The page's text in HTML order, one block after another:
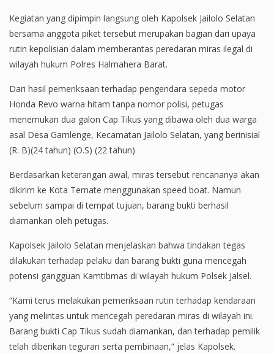
Kegiatan yang dipimpin langsung oleh Kapolsek Jailolo Selatan
bersama anggota piket tersebut merupakan bagian dari upaya
rutin kepolisian dalam memberantas peredaran miras ilegal di
wilayah hukum Polres Halmahera Barat.
Dari hasil pemeriksaan terhadap pengendara sepeda motor
Honda Revo warna hitam tanpa nomor polisi, petugas
menemukan dua galon Cap Tikus yang dibawa oleh dua warga
asal Desa Gamlenge, Kecamatan Jailolo Selatan, yang berinisial
(R. B)(24 tahun) (O.S) (22 tahun)
Berdasarkan keterangan awal, miras tersebut rencananya akan
dikirim ke Kota Ternate menggunakan speed boat. Namun
sebelum sampai di tempat tujuan, barang bukti berhasil
diamankan oleh petugas.
Kapolsek Jailolo Selatan menjelaskan bahwa tindakan tegas
dilakukan terhadap pelaku dan barang bukti guna mencegah
potensi gangguan Kamtibmas di wilayah hukum Polsek Jalsel.
“Kami terus melakukan pemeriksaan rutin terhadap kendaraan
yang melintas untuk mencegah peredaran miras di wilayah ini.
Barang bukti Cap Tikus sudah diamankan, dan terhadap pemilik
telah diberikan teguran serta pembinaan,” jelas Kapolsek.